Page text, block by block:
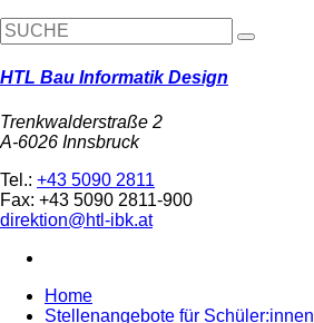
HTL Bau Informatik Design
Trenkwalderstraße 2
A-6026 Innsbruck
Tel.: +43 5090 2811
Fax: +43 5090 2811-900
direktion@htl-ibk.at
Home
Stellenangebote für Schüler:innen